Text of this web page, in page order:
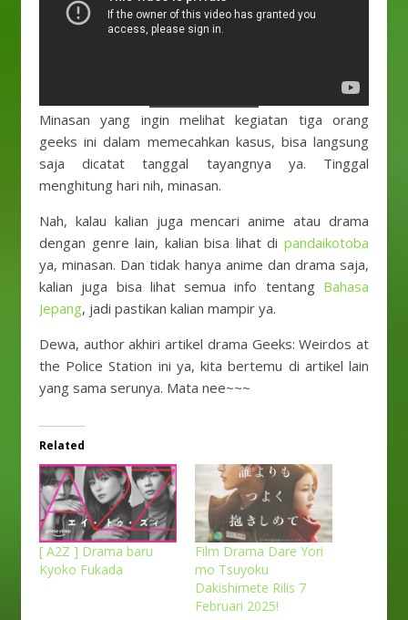
Minasan yang ingin melihat kegiatan tiga orang
geeks ini dalam memecahkan kasus, bisa langsung
saja dicatat tanggal tayangnya ya. Tinggal
menghitung hari nih, minasan.
Nah, kalau kalian juga mencari anime atau drama
dengan genre lain, kalian bisa lihat di pandaikotoba
ya, minasan. Dan tidak hanya anime dan drama saja,
kalian juga bisa lihat semua info tentang Bahasa
Jepang, jadi pastikan kalian mampir ya.
Dewa, author akhiri artikel drama Geeks: Weirdos at
the Police Station ini ya, kita bertemu di artikel lain
yang sama serunya. Mata nee~~~
Related
[ A2Z ] Drama baru
Kyoko Fukada
Film Drama Dare Yori
mo Tsuyoku
Dakishimete Rilis 7
Februari 2025!